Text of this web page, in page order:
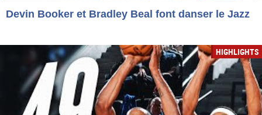
Devin Booker et Bradley Beal font danser le Jazz
HIGHLIGHTS